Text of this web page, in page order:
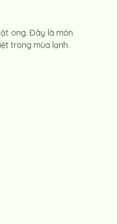
ong. Đây là món
trong mùa lạnh.